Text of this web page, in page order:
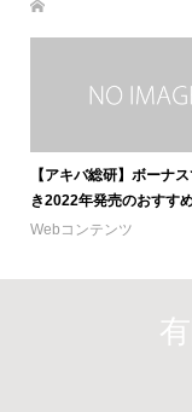
【アキバ総研】ボーナ
き2022年発売のおすす
Webコンテンツ